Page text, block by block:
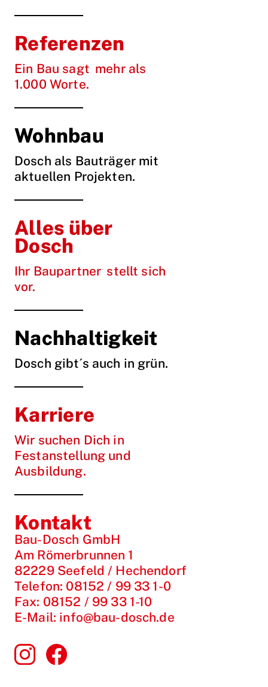
Referenzen
Ein Bau sagt mehr als
1.000 Worte.
Wohnbau
Dosch als Bauträger mit
aktuellen Projekten.
Alles über
Dosch
Ihr Baupartner stellt sich
vor.
Nachhaltigkeit
Dosch gibt´s auch in grün.
Karriere
Wir suchen Dich in
Festanstellung und
Ausbildung.
Kontakt
Bau-Dosch GmbH
Am Römerbrunnen 1
82229 Seefeld / Hechendorf
Telefon: 08152 / 99 33 1-0
Fax: 08152 / 99 33 1-10
E-Mail: info@bau-dosch.de